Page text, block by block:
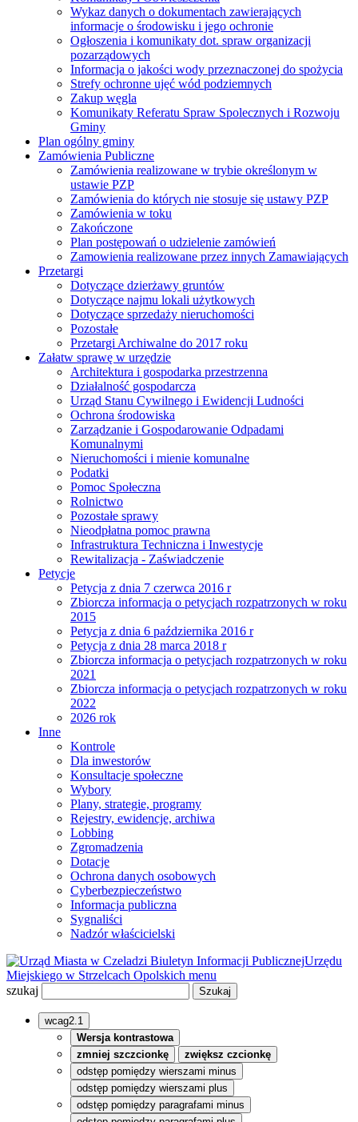
Wykaz danych o dokumentach zawierających
informacje o środowisku i jego ochronie
Ogłoszenia i komunikaty dot. spraw organizacji
pozarządowych
Informacja o jakości wody przeznaczonej do spożycia
Strefy ochronne ujęć wód podziemnych
Zakup węgla
Komunikaty Referatu Spraw Spolecznych i Rozwoju
Gminy
Plan ogólny gminy
Zamówienia Publiczne
Zamówienia realizowane w trybie określonym w
ustawie PZP
Zamówienia do których nie stosuje się ustawy PZP
Zamówienia w toku
Zakończone
Plan postępowań o udzielenie zamówień
Zamowienia realizowane przez innych Zamawiających
Przetargi
Dotyczące dzierżawy gruntów
Dotyczące najmu lokali użytkowych
Dotyczące sprzedaży nieruchomości
Pozostałe
Przetargi Archiwalne do 2017 roku
Załatw sprawę w urzędzie
Architektura i gospodarka przestrzenna
Działalność gospodarcza
Urząd Stanu Cywilnego i Ewidencji Ludności
Ochrona środowiska
Zarządzanie i Gospodarowanie Odpadami
Komunalnymi
Nieruchomości i mienie komunalne
Podatki
Pomoc Społeczna
Rolnictwo
Pozostałe sprawy
Nieodpłatna pomoc prawna
Infrastruktura Techniczna i Inwestycje
Rewitalizacja - Zaświadczenie
Petycje
Petycja z dnia 7 czerwca 2016 r
Zbiorcza informacja o petycjach rozpatrzonych w roku
2015
Petycja z dnia 6 października 2016 r
Petycja z dnia 28 marca 2018 r
Zbiorcza informacja o petycjach rozpatrzonych w roku
2021
Zbiorcza informacja o petycjach rozpatrzonych w roku
2022
2026 rok
Inne
Kontrole
Dla inwestorów
Konsultacje społeczne
Wybory
Plany, strategie, programy
Rejestry, ewidencje, archiwa
Lobbing
Zgromadzenia
Dotacje
Ochrona danych osobowych
Cyberbezpieczeństwo
Informacja publiczna
Sygnaliści
Nadzór właścicielski
Biuletyn Informacji PublicznejUrzędu
Miejskiego w Strzelcach Opolskich menu
szukaj
wcag2.1
Wersja kontrastowa
zmniej szczcionkę
zwiększ czcionkę
odstęp pomiędzy wierszami minus
odstęp pomiędzy wierszami plus
odstęp pomiędzy paragrafami minus